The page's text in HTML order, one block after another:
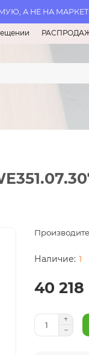
А НЕ НА
1
40 218